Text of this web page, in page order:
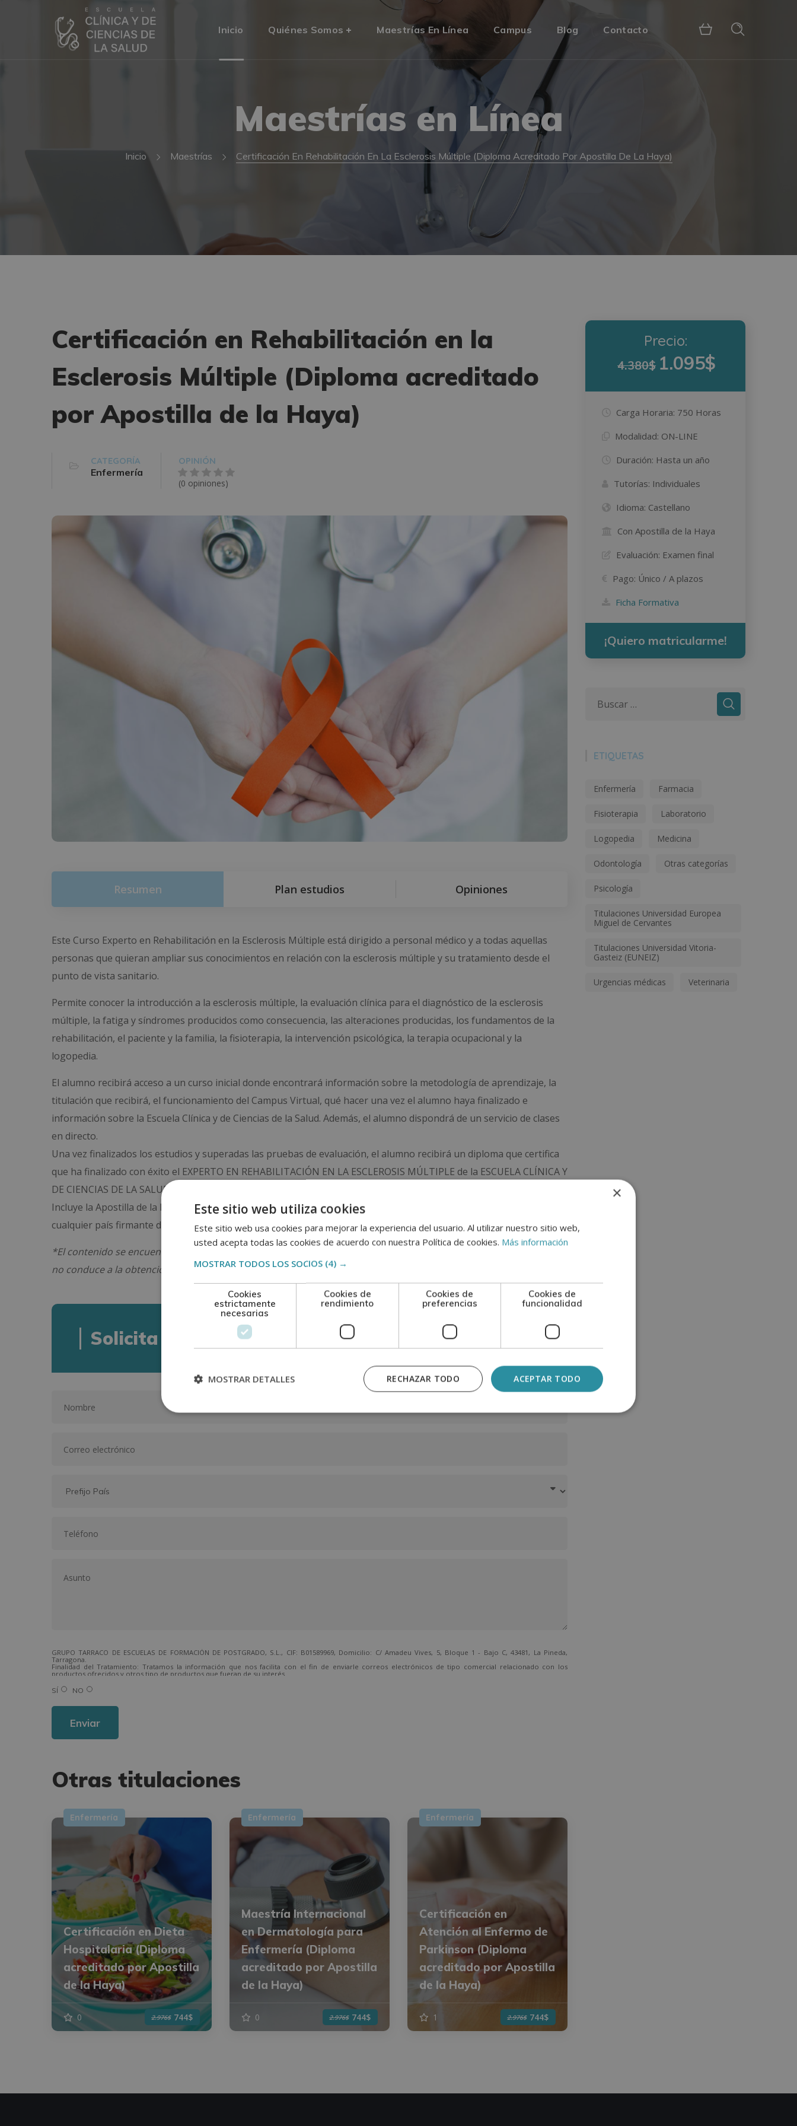
Inicio Quiénes Somos Maestrías En Línea Campus Blog Contacto
Maestrías en Línea
Inicio Maestrías Certificación En Rehabilitación En La Esclerosis Múltiple (Diploma Acreditado Por Apostilla De La Haya)
Certificación en Rehabilitación en la
Esclerosis Múltiple (Diploma acreditado
por Apostilla de la Haya)
CATEGORÍA
Enfermería
OPINIÓN
(0 opiniones)
Resumen Plan estudios Opiniones
Este Curso Experto en Rehabilitación en la Esclerosis Múltiple está dirigido a personal médico y a todas aquellas
personas que quieran ampliar sus conocimientos en relación con la esclerosis múltiple y su tratamiento desde el
punto de vista sanitario.
Permite conocer la introducción a la esclerosis múltiple, la evaluación clínica para el diagnóstico de la esclerosis
múltiple, la fatiga y síndromes producidos como consecuencia, las alteraciones producidas, los fundamentos de la
rehabilitación, el paciente y la familia, la fisioterapia, la intervención psicológica, la terapia ocupacional y la
logopedia.
El alumno recibirá acceso a un curso inicial donde encontrará información sobre la metodología de aprendizaje, la
titulación que recibirá, el funcionamiento del Campus Virtual, qué hacer una vez el alumno haya finalizado e
información sobre la Escuela Clínica y de Ciencias de la Salud. Además, el alumno dispondrá de un servicio de clases
en directo.
Una vez finalizados los estudios y superadas las pruebas de evaluación, el alumno recibirá un diploma que certifica
que ha finalizado con éxito el EXPERTO EN REHABILITACIÓN EN LA ESCLEROSIS MÚLTIPLE de la ESCUELA CLÍNICA Y
DE CIENCIAS DE LA SALUD, avalada por nuestra condición de socios de la CECAP.
Incluye la Apostilla de la Haya, mediante la que se reconoce y garantiza la autenticidad y validez del Diploma en
cualquier país firmante del convenio.
*El contenido se encuentra orientado hacia la adquisición de formación teórica complementaria. Esta formación
no conduce a la obtención de una titulación oficial.
Solicita información
GRUPO TARRACO DE ESCUELAS DE FORMACIÓN DE POSTGRADO, S.L., CIF: B01589969, Domicilio: C/ Amadeu Vives, 5, Bloque 1 - Bajo C, 43481, La Pineda,
Tarragona.
Finalidad del Tratamiento: Tratamos la información que nos facilita con el fin de enviarle correos electrónicos de tipo comercial relacionado con los
productos ofrecidos y otros tipo de productos que fueran de su interés.
Derechos: Puede ejercitar sus derechos identificándose suficientemente, dirigiéndose a la dirección direccion@grupotarraco.com.
Para más información consulte nuestra Política de Privacidad.
SÍ NO
Otras titulaciones
Enfermería
Certificación en Dieta
Hospitalaria (Diploma
acreditado por Apostilla
de la Haya)
0 2.976$ 744$
Enfermería
Maestría Internacional
en Dermatología para
Enfermería (Diploma
acreditado por Apostilla
de la Haya)
0 2.976$ 744$
Enfermería
Certificación en
Atención al Enfermo de
Parkinson (Diploma
acreditado por Apostilla
de la Haya)
1 2.976$ 744$
Precio:
4.380$ 1.095$
Carga Horaria: 750 Horas
Modalidad: ON-LINE
Duración: Hasta un año
Tutorías: Individuales
Idioma: Castellano
Con Apostilla de la Haya
Evaluación: Examen final
Pago: Único / A plazos
Ficha Formativa
¡Quiero matricularme!
ETIQUETAS
Enfermería Farmacia
Fisioterapia Laboratorio
Logopedia Medicina
Odontología Otras categorías
Psicología
Titulaciones Universidad Europea
Miguel de Cervantes
Titulaciones Universidad Vitoria-
Gasteiz (EUNEIZ)
Urgencias médicas Veterinaria
×
Este sitio web utiliza cookies
Este sitio web usa cookies para mejorar la experiencia del usuario. Al utilizar nuestro sitio web,
usted acepta todas las cookies de acuerdo con nuestra Política de cookies. Más información
MOSTRAR TODOS LOS SOCIOS (4) →
Cookies
estrictamente
necesarias
Cookies de
rendimiento
Cookies de
preferencias
Cookies de
funcionalidad
ACEPTAR TODO
RECHAZAR TODO
MOSTRAR DETALLES